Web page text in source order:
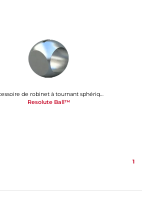
Accessoire de robinet à tournant sphérique
Resolute Ball™
1